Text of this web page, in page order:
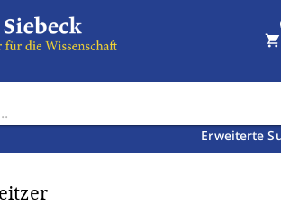
Erweiterte
shopping_cart